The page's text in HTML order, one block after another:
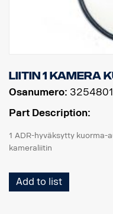
Liitin 1 kamera
Osanumero: 3254801
Part Description:
1 ADR-hyväksytty kuorma-
kameraliitin
Add to list